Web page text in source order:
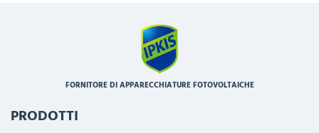
FORNITORE DI APPARECCHIATURE FOTOVOLTAICHE
PRODOTTI